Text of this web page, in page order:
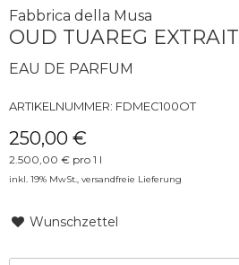
Fabbrica della Musa
OUD TUAREG EXTRAIT
EAU DE PARFUM
ARTIKELNUMMER: FDMEC100OT
250,00 €
2.500,00 € pro 1 l
inkl. 19% MwSt., versandfreie Lieferung
Wunschzettel